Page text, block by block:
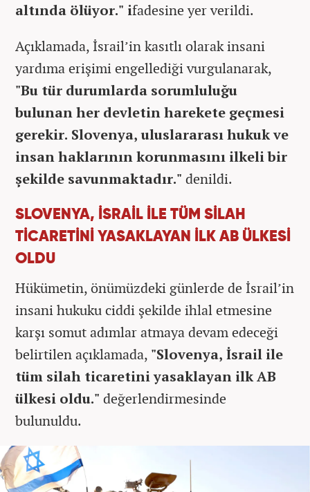
altında ölüyor." ifadesine yer verildi.
Açıklamada, İsrail’in kasıtlı olarak insani
yardıma erişimi engellediği vurgulanarak,
"Bu tür durumlarda sorumluluğu
bulunan her devletin harekete geçmesi
gerekir. Slovenya, uluslararası hukuk ve
insan haklarının korunmasını ilkeli bir
şekilde savunmaktadır." denildi.
SLOVENYA, İSRAİL İLE TÜM SİLAH
TİCARETİNİ YASAKLAYAN İLK AB ÜLKESİ
OLDU
Hükümetin, önümüzdeki günlerde de İsrail’in
insani hukuku ciddi şekilde ihlal etmesine
karşı somut adımlar atmaya devam edeceği
belirtilen açıklamada, "Slovenya, İsrail ile
tüm silah ticaretini yasaklayan ilk AB
ülkesi oldu." değerlendirmesinde
bulunuldu.